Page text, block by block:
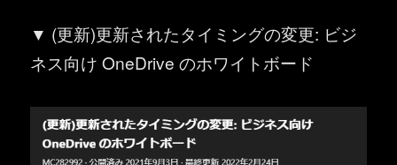
▼ (更新)更新されたタイミングの変更: ビジ
ネス向け OneDrive のホワイトボード